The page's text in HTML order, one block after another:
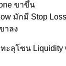
ขาขึ้น
มักมี Stop
าลง
ะลุโซน Liquidity